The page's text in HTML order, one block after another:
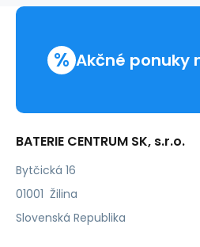
-
Trixline
% Akčné ponuky
BATERIE CENTRUM SK, s.r.o.
Bytčická 16
01001 Žilina
Slovenská Republika